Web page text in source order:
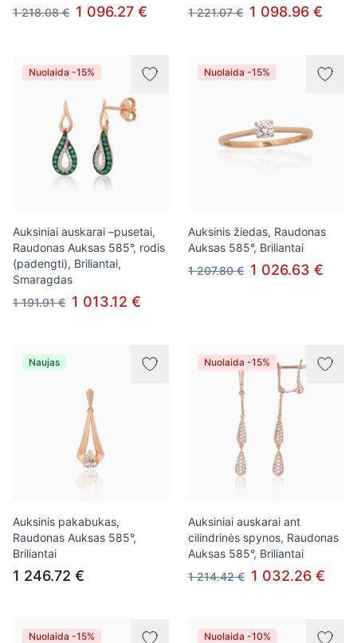
1 218.08 € 1 096.27 €
1 221.07 € 1 098.96 €
Nuolaida -15%
Auksiniai auskarai –pusetai,
Raudonas Auksas 585°, rodis
(padengti), Briliantai,
Smaragdas
1 191.91 € 1 013.12 €
Nuolaida -15%
Auksinis žiedas, Raudonas
Auksas 585°, Briliantai
1 207.80 € 1 026.63 €
Naujas
Auksinis pakabukas,
Raudonas Auksas 585°,
Briliantai
1 246.72 €
Nuolaida -15%
Auksiniai auskarai ant
cilindrinės spynos, Raudonas
Auksas 585°, Briliantai
1 214.42 € 1 032.26 €
Nuolaida -15% Nuolaida -10%